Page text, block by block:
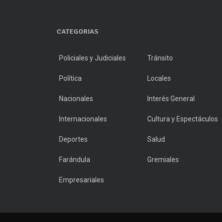
CATEGORIAS
Policiales y Judiciales Tránsito
Política Locales
Nacionales Interés General
Internacionales Cultura y Espectáculos
Deportes Salud
Farándula Gremiales
Empresariales